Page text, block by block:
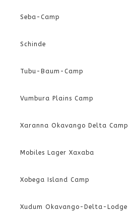
Seba-Camp
Schinde
Tubu-Baum-Camp
Vumbura Plains Camp
Xaranna Okavango Delta Camp
Mobiles Lager Xaxaba
Xobega Island Camp
Xudum Okavango-Delta-Lodge